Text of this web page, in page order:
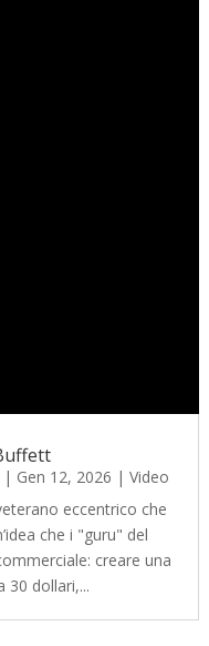
| Gen 12, 2026 | Video
eccentrico che
che i "guru" del
creare una
30 dollari,...